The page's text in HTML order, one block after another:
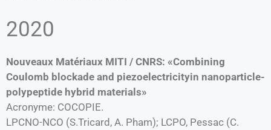
2020
Nouveaux Matériaux MITI / CNRS: «Combining
Coulomb blockade and piezoelectricityin nanoparticle-
polypeptide hybrid materials»
Acronyme: COCOPIE.
LPCNO-NCO (S.Tricard, A. Pham); LCPO, Pessac (C.